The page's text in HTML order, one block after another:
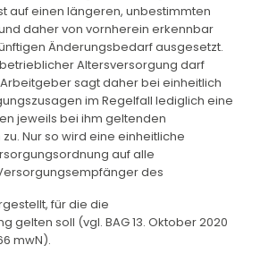
auf einen längeren, unbestimmten
daher von vornherein erkennbar
Änderungsbedarf ausgesetzt.
Altersversorgung darf
sagt daher bei einheitlich
im Regelfall lediglich eine
jeweils bei ihm geltenden
Nur so wird eine einheitliche
auf alle
des
für die die
gelten soll (vgl. BAG 13. Oktober 2020
mwN).